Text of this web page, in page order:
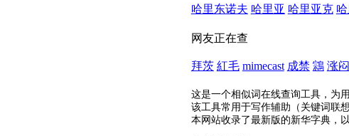
哈里东诺夫 哈里亚 哈里亚克
网友正在查
拜茨 紅毛 mimecast 成禁 鶎 涨闷
这是一个相似词在线查询工具，为
该工具常用于写作辅助（关键词联
本网站收录了最新版的新华字典，